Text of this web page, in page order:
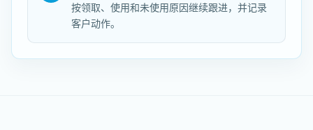
按领取、使用和未使用原因继续跟进，并记录
客户动作。